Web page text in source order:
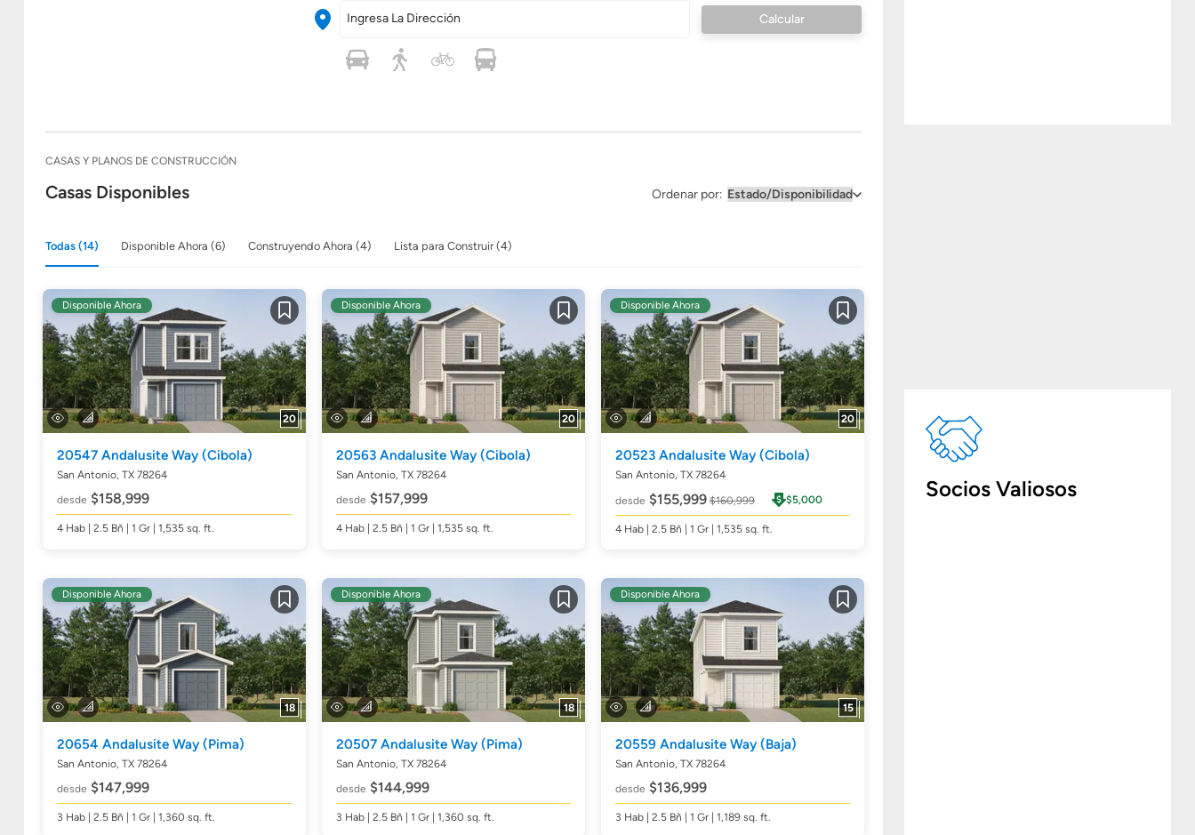
Socios Valiosos
Ingresa La Dirección
CASAS Y PLANOS DE CONSTRUCCIÓN
Casas Disponibles Ordenar por:
Todas (14) Disponible Ahora (6) Construyendo Ahora (4) Lista para Construir (4)
Guardar
20
Disponible Ahora
20547 Andalusite Way(Cibola)
San Antonio, TX 78264
desde $158,999
4 Hab | 2.5 Bñ | 1 Gr | 1,535 sq. ft.
Guardar
20
Disponible Ahora
20563 Andalusite Way(Cibola)
San Antonio, TX 78264
desde $157,999
4 Hab| 2.5 Bñ | 1 Gr | 1,535 sq. ft.
Guardar
20
Disponible Ahora
20523 Andalusite Way(Cibola)
San Antonio, TX 78264
desde $155,999 $160,999 $5,000
4 Hab| 2.5 Bñ | 1 Gr | 1,535 sq. ft.
Guardar
18
Disponible Ahora
20654 Andalusite Way(Pima)
San Antonio, TX 78264
desde $147,999
3 Hab | 2.5 Bñ | 1 Gr | 1,360 sq. ft.
Guardar
18
Disponible Ahora
20507 Andalusite Way(Pima)
San Antonio, TX 78264
desde $144,999
3 Hab| 2.5 Bñ | 1 Gr | 1,360 sq. ft.
Guardar
15
Disponible Ahora
20559 Andalusite Way(Baja)
San Antonio, TX 78264
desde $136,999
3 Hab| 2.5 Bñ | 1 Gr | 1,189 sq. ft.